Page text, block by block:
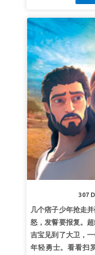
第一课今天就事奉
超级真理：今天我
超级经文：“不可叫
行为、爱心、信
样。”提摩太前书
第二课聆听并服从
超级真理：我会聆
超级经文： “耶和
说：‘撒母耳啊！撒
仆人敬听！’”
撒母
第三课：献给主
他所说的话一句都
合本）
307
几个痞子少年抢走
怒，发誓要报复。
吉宝见到了大卫，
年轻勇士。看看扫